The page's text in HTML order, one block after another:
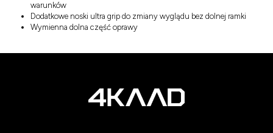
warunków
Dodatkowe noski ultra grip do zmiany wyglądu bez dolnej ramki
Wymienna dolna część oprawy